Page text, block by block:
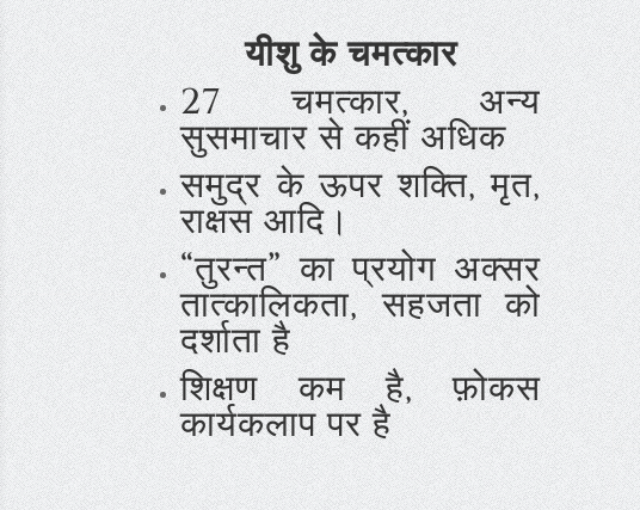
यीशु के चमत्कार
27 चमत्कार, अन्य
सुसमाचार से कहीं अधिक
समुद्र के ऊपर शक्ति, मृत,
राक्षस आदि।
“तुरन्त” का प्रयोग अक्सर
तात्कालिकता, सहजता को
दर्शाता है
शिक्षण कम है, फ़ोकस
कार्यकलाप पर है